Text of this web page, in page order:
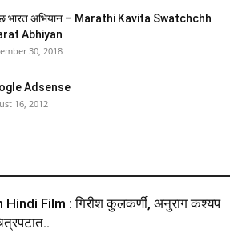
भारत अभियान – Marathi Kavita Swatchchh
Abhiyan
30, 2018
Adsense
16, 2012
Film : गिरीश कुलकर्णी, अनुराग कश्यप